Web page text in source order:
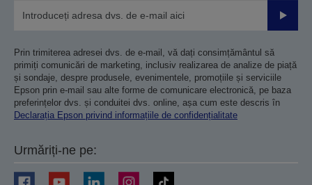
Prin trimiterea adresei dvs. de e-mail, vă dați consimțământul să
primiți comunicări de marketing, inclusiv realizarea de analize de piață
și sondaje, despre produsele, evenimentele, promoțiile și serviciile
Epson prin e-mail sau alte forme de comunicare electronică, pe baza
preferințelor dvs. și conduitei dvs. online, așa cum este descris în
Declarația Epson privind informațiile de confidențialitate
Urmăriți-ne pe: